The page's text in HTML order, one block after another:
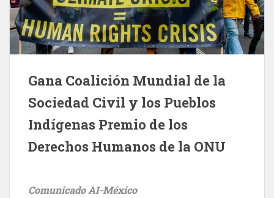
Gana Coalición Mundial de la
Sociedad Civil y los Pueblos
Indígenas Premio de los
Derechos Humanos de la ONU
Comunicado AI-México